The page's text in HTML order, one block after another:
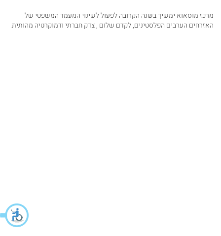
מרכז מוסאוא ימשיך בשנה הקרובה לפעול לשינוי המעמד המשפטי של
האזרחים הערבים הפלסטינים, לקדם שלום , צדק חברתי ודמוקרטיה מהותית.